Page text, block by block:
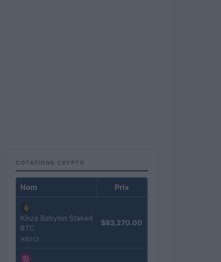
COTATIONS CRYPTO
Nom Prix
Kinza Babylon Staked
BTC
(KBTC)
$83,270.00